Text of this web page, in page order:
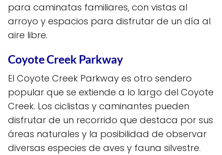
para caminatas familiares, con vistas al
arroyo y espacios para disfrutar de un día al
aire libre.
Coyote Creek Parkway
El Coyote Creek Parkway es otro sendero
popular que se extiende a lo largo del Coyote
Creek. Los ciclistas y caminantes pueden
disfrutar de un recorrido que destaca por sus
áreas naturales y la posibilidad de observar
diversas especies de aves y fauna silvestre.